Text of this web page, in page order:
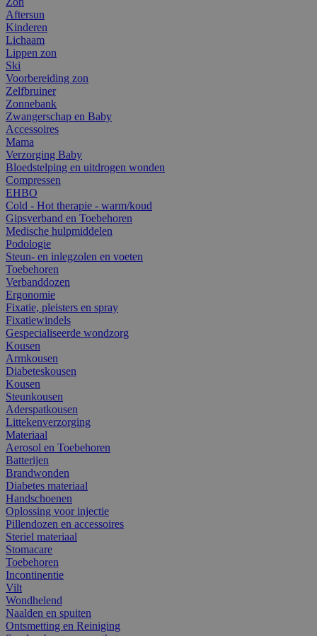
Aftersun
Kinderen
Lichaam
Lippen zon
Ski
Voorbereiding zon
Zelfbruiner
Zonnebank
Zwangerschap en Baby
Accessoires
Mama
Verzorging Baby
Bloedstelping en uitdrogen wonden
Compressen
EHBO
Cold - Hot therapie - warm/koud
Gipsverband en Toebehoren
Medische hulpmiddelen
Podologie
Steun- en inlegzolen en voeten
Toebehoren
Verbanddozen
Ergonomie
Fixatie, pleisters en spray
Fixatiewindels
Gespecialiseerde wondzorg
Kousen
Armkousen
Diabeteskousen
Kousen
Steunkousen
Aderspatkousen
Littekenverzorging
Materiaal
Aerosol en Toebehoren
Batterijen
Brandwonden
Diabetes materiaal
Handschoenen
Oplossing voor injectie
Pillendozen en accessoires
Steriel materiaal
Stomacare
Toebehoren
Incontinentie
Vilt
Wondhelend
Naalden en spuiten
Ontsmetting en Reiniging